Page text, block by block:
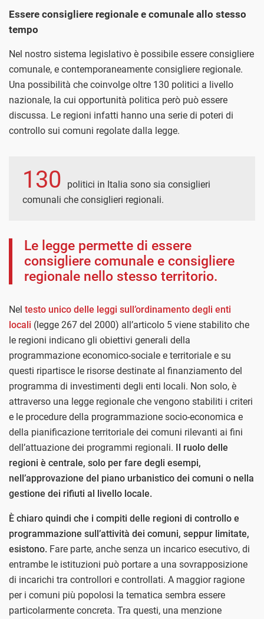
Essere consigliere regionale e comunale allo stesso
tempo
Nel nostro sistema legislativo è possibile essere consigliere
comunale, e contemporaneamente consigliere regionale.
Una possibilità che coinvolge oltre 130 politici a livello
nazionale, la cui opportunità politica però può essere
discussa. Le regioni infatti hanno una serie di poteri di
controllo sui comuni regolate dalla legge.
130
politici in Italia sono sia consiglieri
comunali che consiglieri regionali.
Le legge permette di essere
consigliere comunale e consigliere
regionale nello stesso territorio.
Nel testo unico delle leggi sull’ordinamento degli enti
locali (legge 267 del 2000) all’articolo 5 viene stabilito che
le regioni indicano gli obiettivi generali della
programmazione economico-sociale e territoriale e su
questi ripartisce le risorse destinate al finanziamento del
programma di investimenti degli enti locali. Non solo, è
attraverso una legge regionale che vengono stabiliti i criteri
e le procedure della programmazione socio-economica e
della pianificazione territoriale dei comuni rilevanti ai fini
dell’attuazione dei programmi regionali. Il ruolo delle
regioni è centrale, solo per fare degli esempi,
nell’approvazione del piano urbanistico dei comuni o nella
gestione dei rifiuti al livello locale.
È chiaro quindi che i compiti delle regioni di controllo e
programmazione sull’attività dei comuni, seppur limitate,
esistono. Fare parte, anche senza un incarico esecutivo, di
entrambe le istituzioni può portare a una sovrapposizione
di incarichi tra controllori e controllati. A maggior ragione
per i comuni più popolosi la tematica sembra essere
particolarmente concreta. Tra questi, una menzione